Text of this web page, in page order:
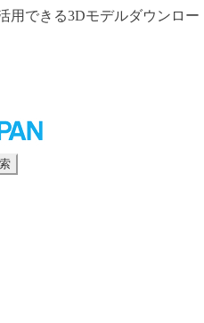
用できる3Dモデルダウンロー